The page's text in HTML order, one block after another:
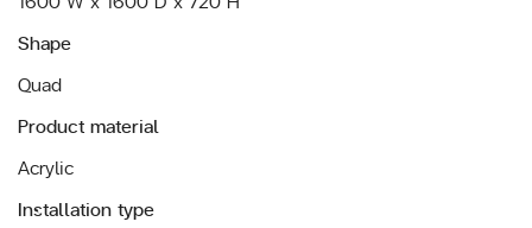
Shape
Quad
Product material
Acrylic
Installation type